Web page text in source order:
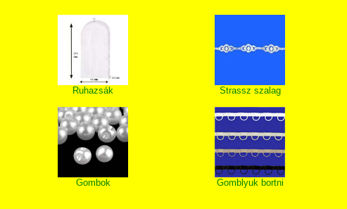
Ruhazsák Strassz szalag
Gombok Gomblyuk bortni